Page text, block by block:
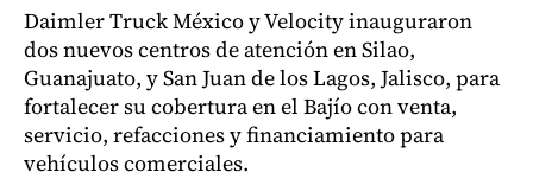
Daimler Truck México y Velocity inauguraron
dos nuevos centros de atención en Silao,
Guanajuato, y San Juan de los Lagos, Jalisco, para
fortalecer su cobertura en el Bajío con venta,
servicio, refacciones y financiamiento para
vehículos comerciales.